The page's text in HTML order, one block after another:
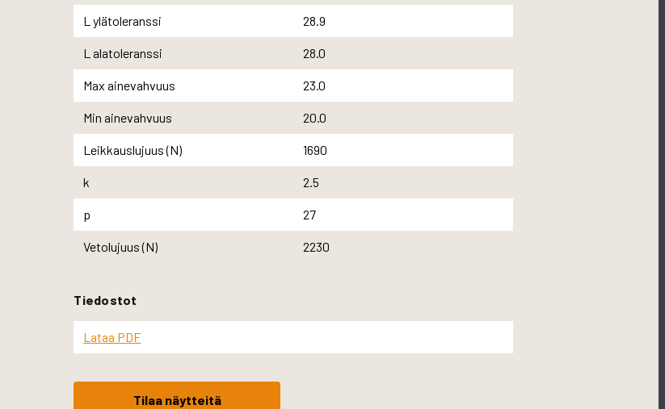
L ylätoleranssi 28.9
L alatoleranssi 28.0
Max ainevahvuus 23.0
Min ainevahvuus 20.0
Leikkauslujuus (N) 1690
k 2.5
p 27
Vetolujuus (N) 2230
Tiedostot
Lataa PDF
Tilaa näytteitä